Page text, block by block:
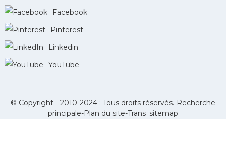
Facebook
Pinterest
Linkedin
YouTube
© Copyright - 2010-2024 : Tous droits réservés.-Recherche
principale-Plan du site-Trans_sitemap